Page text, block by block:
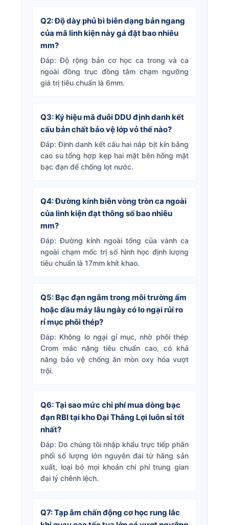
Q2: Độ dày phủ bì biên dạng bản ngang
của mã linh kiện này gá đặt bao nhiêu
mm?
Đáp: Độ rộng bản cơ học ca trong và ca
ngoài đồng trục đồng tâm chạm ngưỡng
giá trị tiêu chuẩn là 6mm.
Q3: Ký hiệu mã đuôi DDU định danh kết
cấu bản chất bảo vệ lớp vỏ thế nào?
Đáp: Định danh kết cấu hai nắp bịt kín bằng
cao su tổng hợp kẹp hai mặt bên hông mặt
bạc đạn để chống lọt nước.
Q4: Đường kính biên vòng tròn ca ngoài
của linh kiện đạt thông số bao nhiêu
mm?
Đáp: Đường kính ngoài tổng của vành ca
ngoài chạm mốc trị số hình học định lượng
tiêu chuẩn là 17mm khít khao.
Q5: Bạc đạn ngâm trong môi trường ẩm
hoặc dầu máy lâu ngày có lo ngại rủi ro
rỉ mục phôi thép?
Đáp: Không lo ngại gỉ mục, nhờ phôi thép
Crom mác nặng tiêu chuẩn cao, có khả
năng bảo vệ chống ăn mòn oxy hóa vượt
trội.
Q6: Tại sao mức chi phí mua dòng bạc
đạn RBI tại kho Đại Thắng Lợi luôn sỉ tốt
nhất?
Đáp: Do chúng tôi nhập khẩu trực tiếp phân
phối số lượng lớn nguyên đai từ hãng sản
xuất, loại bỏ mọi khoản chi phí trung gian
đại lý chênh lệch.
Q7: Tạp âm chấn động cơ học rung lắc